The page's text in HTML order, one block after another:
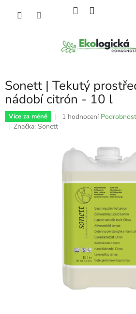
Sonett | Tekutý
nádobí citrón - 10 l
Více za méně
Průměrné
5,0
z
5
hvězdiček.
1 hodnocení
Značka: Sonett